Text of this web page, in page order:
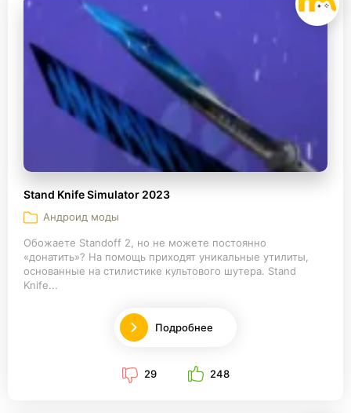
Stand Knife Simulator 2023
Андроид моды
Обожаете Standoff 2, но не можете постоянно
«донатить»? На помощь приходят уникальные утилиты,
основанные на стилистике культового шутера. Stand
Knife...
Подробнее
29 248